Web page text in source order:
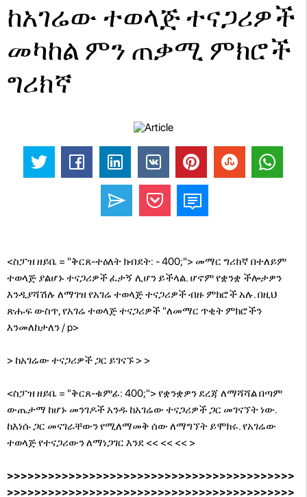
ከአገሬው ተወላጅ ተናጋሪዎች
መካከል ምን ጠቃሚ ምክሮች
ግሪክኛ
<ስፓዝ ዘይቤ = "ቅርጸ-ተዕለት ክብደት: - 400;"> መማር ግሪክኛ በተለይም
ተወላጅ ያልሆኑ ተናጋሪዎች ፈታኝ ሊሆን ይችላል. ሆኖም የቋንቋ ችሎታዎን
እንዲያሻሽሉ ለማገዝ የአገሬ ተወላጅ ተናጋሪዎች ብዙ ምክሮች አሉ. በዚህ
ጽሑፍ ውስጥ, የአገሬ ተወላጅ ተናጋሪዎች "ለመማር ጥቂት ምክሮችን
እንመለከታለን / p>
> ከአገሬው ተናጋሪዎች ጋር ይገናኙ > >
<ስፓዝ ዘይቤ = "ቅርጸ-ቁምፊ: 400;"> የቋንቋዎን ደረጃ ለማሻሻል በጣም
ውጤታማ ከሆኑ መንገዶች አንዱ ከአገሬው ተናጋሪዎች ጋር መገናኘት ነው.
ከእነሱ ጋር መናገራቸውን የሚለማመቅ ሰው ለማግኘት ይሞክሩ. የአገሬው
ተወላጅ የተናጋሪውን ለማነጋገር እንደ << << << >
>>>>>>>>>>>>>>>>>>>>>>>>>>>>>>>>>>>>>>>>>>
>>>>>>>>>>>>>>>>>>>>>>>>>>>>>>>>>>>>>>>>>>